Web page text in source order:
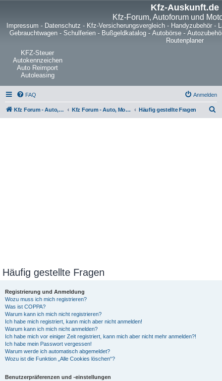
Kfz-Auskunft.de
Kfz-Forum, Autoforum und
Impressum - Datenschutz - Kfz-Versicherungsvergleich - Handyzubehör -
Gebrauchtwagen- Schulferien- Bußgeldkatalog- Autobörse-
Routenplaner
KFZ-Steuer
Autokennzeichen
Auto Reimport
Autoleasing
FAQ Anmelden
Kfz Forum - Auto, Motorrad und LKW Kfz Forum - Auto, Motorrad und LKW Häufig gestellte Fragen
Häufig gestellte Fragen
Registrierung und Anmeldung
Wozu muss ich mich registrieren?
Was ist COPPA?
Warum kann ich mich nicht registrieren?
Ich habe mich registriert, kann mich aber nicht anmelden!
Warum kann ich mich nicht anmelden?
Ich habe mich vor einiger Zeit registriert, kann mich aber nicht mehr anmelden?!
Ich habe mein Passwort vergessen!
Warum werde ich automatisch abgemeldet?
Wozu ist die Funktion „Alle Cookies löschen“?
Benutzerpräferenzen und -einstellungen